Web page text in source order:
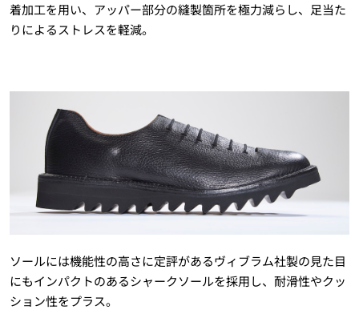
着加工を用い、アッパー部分の縫製箇所を極力減らし、足当た
りによるストレスを軽減。
ソールには機能性の高さに定評があるヴィブラム社製の見た目
にもインパクトのあるシャークソールを採用し、耐滑性やクッ
ション性をプラス。